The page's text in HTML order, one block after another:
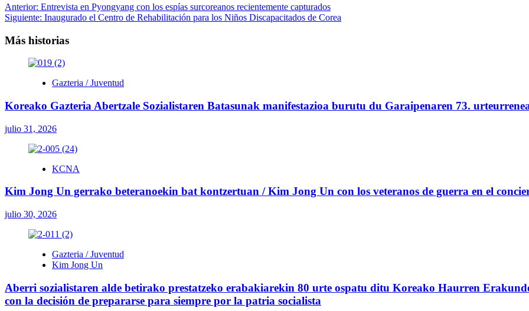
Navegación
de
entradas
Anterior: Entrevista en Pyongyang con los espías surcoreanos recientemente capturados
Siguiente: Inaugurado el Centro de Rehabilitación para los Niños Discapacitados de Corea
Más historias
Gazteria / Juventud
Koreako Gazteria Abertzale Sozialistaren Batasunak manifestazioa burutu du Garaipenaren 73.
julio 31, 2026
KCNA
Kim Jong Un gerrako beteranoekin bat kontzertuan / Kim Jong Un con los veteranos de guerra en el
julio 30, 2026
Gazteria / Juventud
Kim Jong Un
Aberri sozialistaren alde betirako prestatzeko erabakiarekin 80 urte ospatu ditu Koreako Haurren
con la decisión de prepararse para siempre por la patria socialista